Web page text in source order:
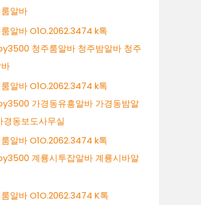
알바
알바 O1O.2062.3474 k톡
청주룸알바 청주밤알바 청주
알바 O1O.2062.3474 k톡
가경동유흥알바 가경동밤알
경동보도사무실
알바 O1O.2062.3474 k톡
계룡시투잡알바 계룡시바알
알바 O1O.2062.3474 K톡